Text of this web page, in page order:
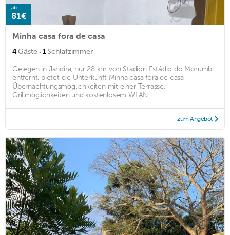
ab
81€
Minha casa fora de casa
4Gäste · 1Schlafzimmer
Gelegen in Jandira, nur 28 km von Stadion Estádio do Morumbi
entfernt, bietet die Unterkunft Minha casa fora de casa
Übernachtungsmöglichkeiten mit einer Terrasse,
Grillmöglichkeiten und kostenlosem WLAN. ...
zum Angebot